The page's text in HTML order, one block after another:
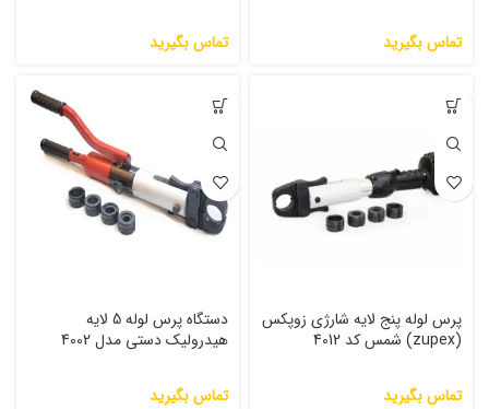
تماس بگیرید تماس بگیرید
پرس لوله پنج لایه شارژی زوپکس
(zupex) شمس کد 4012
تماس بگیرید
دستگاه پرس لوله 5 لایه
هیدرولیک دستی مدل 4002
تماس بگیرید